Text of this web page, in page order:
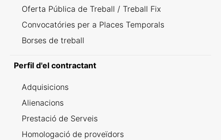
Oferta Pública de Treball / Treball Fix
Convocatóries per a Places Temporals
Borses de treball
Perfil d'el contractant
Adquisicions
Alienacions
Prestació de Serveis
Homologació de proveïdors